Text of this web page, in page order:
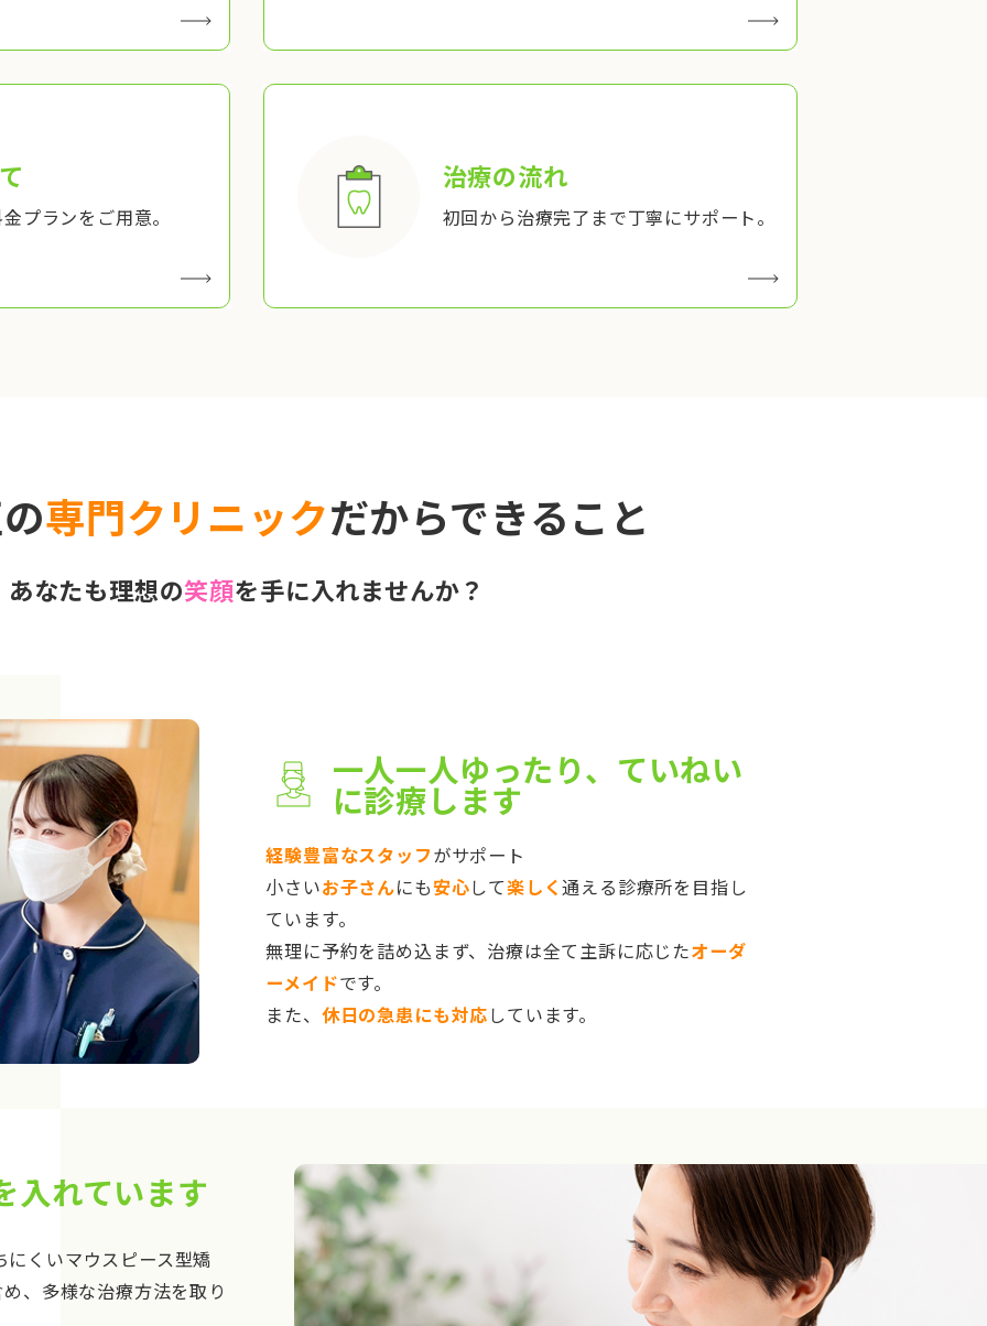
プランをご用意。
治療の流れ
初回から治療完了まで丁寧にサポート。
専門クリニックだからできること
あなたも理想の笑顔を手に入れませんか？
一人一人ゆったり、ていねい
に診療します
経験豊富なスタッフがサポート
小さいお子さんにも安心して楽しく通える診療所を目指し
ています。
無理に予約を詰め込まず、治療は全て主訴に応じたオーダ
ーメイドです。
また、 休日の急患にも対応 しています。
入れています
くいマウスピース型矯
、多様な治療方法を取り